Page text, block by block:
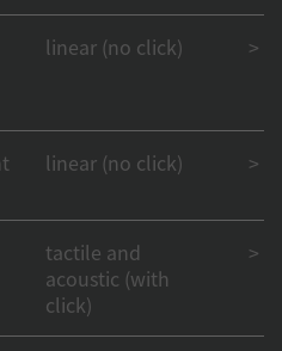
linear (no click) >
linear (no click) >
tactile and
acoustic (with
click)
>